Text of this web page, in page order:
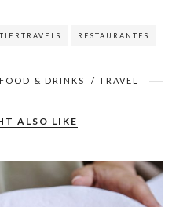
RESTAURANTES
FOOD & DRINKS / TRAVEL
ALSO LIKE